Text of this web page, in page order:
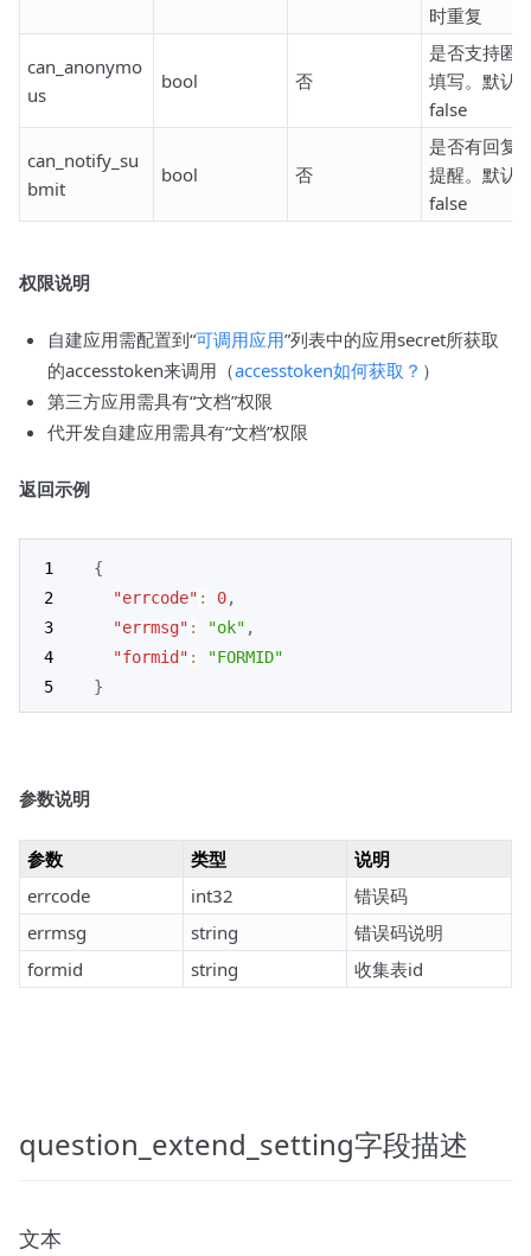
时重复
can_anonymo
us
bool 否
是否支持匿
填写。默认
false
can_notify_su
bmit
bool 否
是否有回复
提醒。默认
false
权限说明
自建应用需配置到“可调用应用”列表中的应用secret所获取
的accesstoken来调用（accesstoken如何获取？ ）
第三方应用需具有“文档”权限
代开发自建应用需具有“文档”权限
返回示例
{
"errcode" : 0,
"errmsg" : "ok" ,
"formid" :
"FORMID"
}
参数说明
参数 类型
说明
errcode
int32
错误码
errmsg
string
错误码说明
formid
string 收集表id
question_extend_setting字段描述
文本